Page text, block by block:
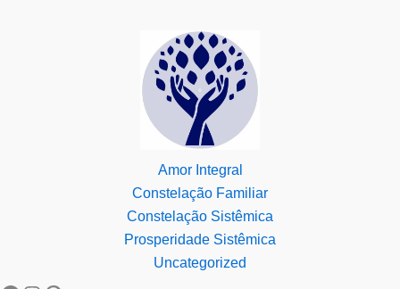
Amor Integral
Constelação Familiar
Constelação Sistêmica
Prosperidade Sistêmica
Uncategorized